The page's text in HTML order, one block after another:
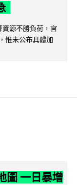
源不勝負荷，官
惟未公布具體加
圖 一日暴增